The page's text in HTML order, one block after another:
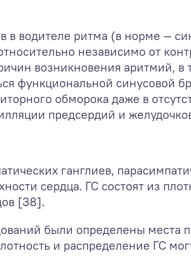
в водителе ритма (в норме —
независимо от
возникновения аритмий, в
функциональной синусовой
обморока даже в
предсердий и
ганглиев,
сердца. ГС состоят из
[38].
были определены места
и распределение ГС